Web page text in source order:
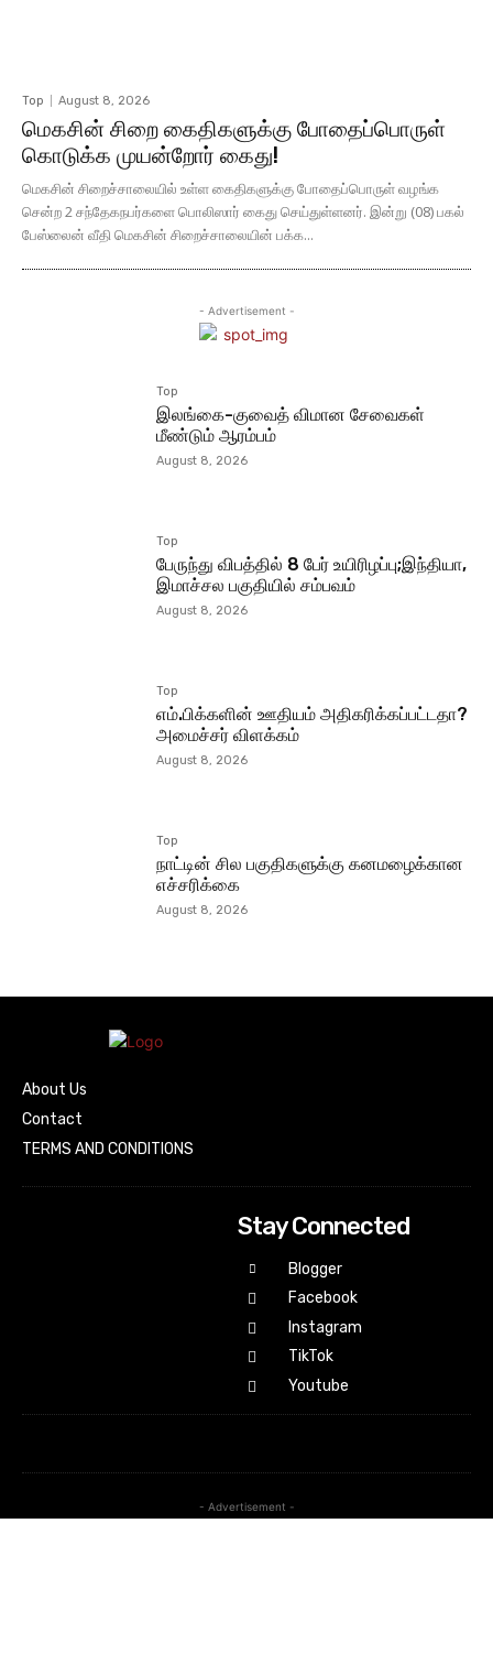
Top August 8, 2026
மெகசின் சிறை கைதிகளுக்கு போதைப்பொருள்
கொடுக்க முயன்றோர் கைது!
மெகசின் சிறைச்சாலையில் உள்ள கைதிகளுக்கு போதைப்பொருள் வழங்க
சென்ற 2 சந்தேகநபர்களை பொலிஸார் கைது செய்துள்ளனர். இன்று (08) பகல்
பேஸ்லைன் வீதி மெகசின் சிறைச்சாலையின் பக்க...
- Advertisement -
Top
இலங்கை-குவைத் விமான சேவைகள்
மீண்டும் ஆரம்பம்
August 8, 2026
Top
பேருந்து விபத்தில் 8 பேர் உயிரிழப்பு;இந்தியா,
இமாச்சல பகுதியில் சம்பவம்
August 8, 2026
Top
எம்.பிக்களின் ஊதியம் அதிகரிக்கப்பட்டதா?
அமைச்சர் விளக்கம்
August 8, 2026
Top
நாட்டின் சில பகுதிகளுக்கு கனமழைக்கான
எச்சரிக்கை
August 8, 2026
About Us
Contact
TERMS AND CONDITIONS
Stay Connected
Blogger
Facebook
Instagram
TikTok
Youtube
- Advertisement -